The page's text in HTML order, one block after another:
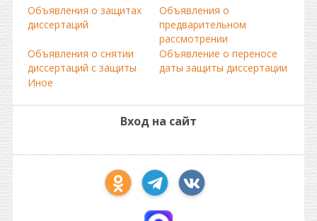
Объявления о защитах
диссертаций
Объявления о
предварительном
рассмотрении
Объявления о снятии
диссертаций с защиты
Объявление о переносе
даты защиты диссертации
Иное
Вход на сайт